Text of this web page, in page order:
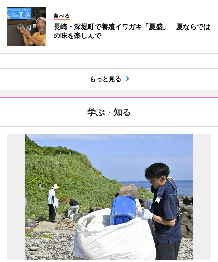
食べる
長崎・深堀町で養殖イワガキ「夏盛」 夏ならでは
の味を楽しんで
もっと見る
学ぶ・知る